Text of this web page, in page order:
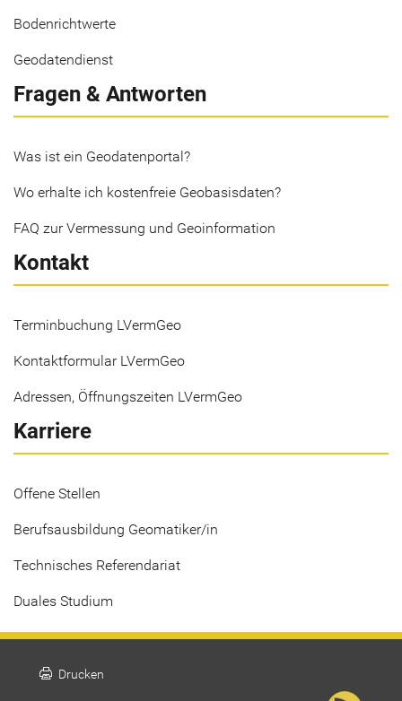
Bodenrichtwerte
Geodatendienst
Fragen & Antworten
Was ist ein Geodatenportal?
Wo erhalte ich kostenfreie Geobasisdaten?
FAQ zur Vermessung und Geoinformation
Kontakt
Terminbuchung LVermGeo
Kontaktformular LVermGeo
Adressen, Öffnungszeiten LVermGeo
Karriere
Offene Stellen
Berufsausbildung Geomatiker/in
Technisches Referendariat
Duales Studium
print Drucken